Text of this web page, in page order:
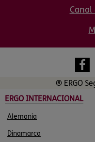
Canal
® ERGO
ERGO INTERNACIONAL
Alemania
Dinamarca